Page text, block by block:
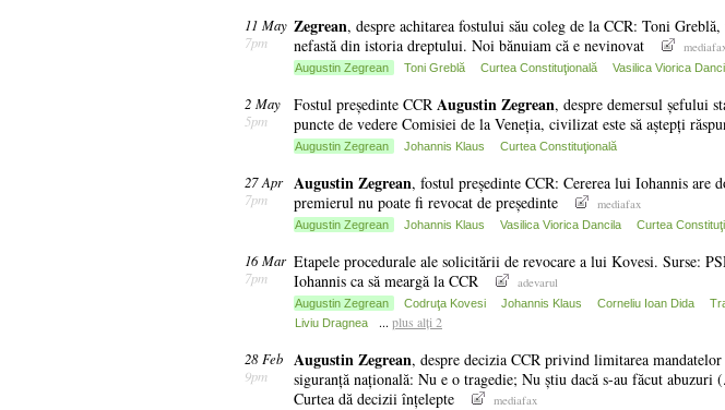
11 May
7pm
Zegrean, despre achitarea fostului său coleg de la CCR: Toni
nefastă din istoria dreptului. Noi bănuiam că e nevinovat
Augustin Zegrean Toni Greblă Curtea Constituţională Vasilica Viorica
2 May
5pm
Fostul președinte CCR AugustinZegrean, despre demersul șefului
puncte de vedere Comisiei de la Veneția, civilizat este să aștepți
Augustin Zegrean Johannis Klaus Curtea Constituţională
27 Apr
7pm
AugustinZegrean, fostul președinte CCR: Cererea lui Iohannis are
premierul nu poate fi revocat de președinte
mediafax
Augustin Zegrean Johannis Klaus Vasilica Viorica Dancila Curtea
16 Mar
7pm
Etapele procedurale ale solicitării de revocare a lui Kovesi. Surse:
Iohannis ca să meargă la CCR
adevarul
Augustin Zegrean Codruţa Kovesi Johannis Klaus Corneliu Ioan Dida
Liviu Dragnea
... plus alți 2
28 Feb
9pm
AugustinZegrean, despre decizia CCR privind limitarea mandatelor
siguranță națională: Nu e o tragedie; Nu știu dacă s-au făcut abuzuri
Curtea dă decizii înțelepte
mediafax